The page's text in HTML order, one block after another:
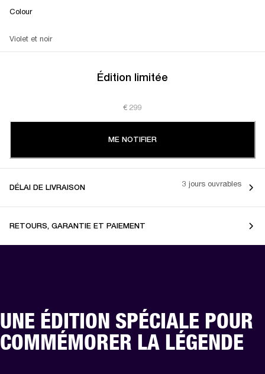
Colour
Violet et noir
Édition limitée
€ 299
ME NOTIFIER
DÉLAI DE LIVRAISON 3 jours ouvrables
RETOURS, GARANTIE ET PAIEMENT
UNE ÉDITION SPÉCIALE POUR
COMMÉMORER LA LÉGENDE